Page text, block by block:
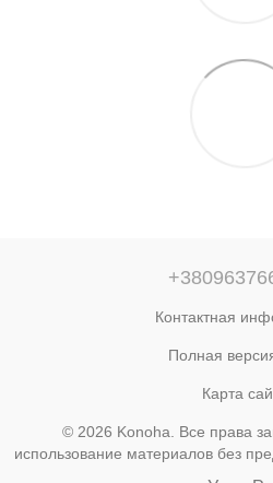
Контактная
Полная
Карта
© 2026 Konoha. Все права
использование материалов без